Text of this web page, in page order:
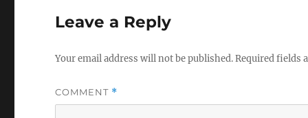
Leave a Reply
Your email address will not be published.Required fields
COMMENT *